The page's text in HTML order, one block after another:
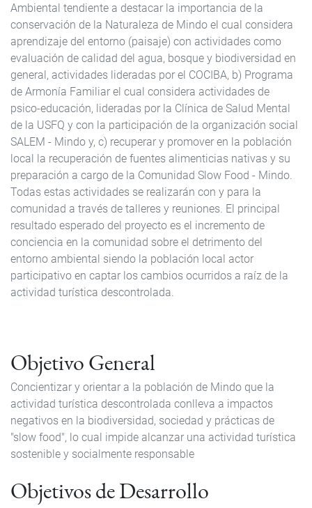
Ambiental tendiente a destacar la importancia de la
conservación de la Naturaleza de Mindo el cual considera
aprendizaje del entorno (paisaje) con actividades como
evaluación de calidad del agua, bosque y biodiversidad en
general, actividades lideradas por el COCIBA, b) Programa
de Armonía Familiar el cual considera actividades de
psico-educación, lideradas por la Clínica de Salud Mental
de la USFQ y con la participación de la organización social
SALEM - Mindo y, c) recuperar y promover en la población
local la recuperación de fuentes alimenticias nativas y su
preparación a cargo de la Comunidad Slow Food - Mindo.
Todas estas actividades se realizarán con y para la
comunidad a través de talleres y reuniones. El principal
resultado esperado del proyecto es el incremento de
conciencia en la comunidad sobre el detrimento del
entorno ambiental siendo la población local actor
participativo en captar los cambios ocurridos a raíz de la
actividad turística descontrolada.
Objetivo General
Concientizar y orientar a la población de Mindo que la
actividad turística descontrolada conlleva a impactos
negativos en la biodiversidad, sociedad y prácticas de
"slow food", lo cual impide alcanzar una actividad turística
sostenible y socialmente responsable
Objetivos de Desarrollo